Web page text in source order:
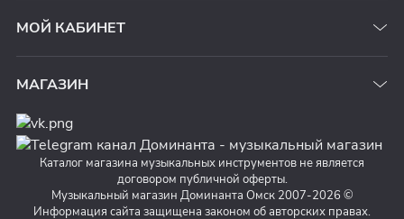
МОЙ КАБИНЕТ
МАГАЗИН
Каталог магазина музыкальных инструментов не является
договором публичной оферты.
Музыкальный магазин Доминанта Омск 2007-2026 ©
Информация сайта защищена законом об авторских правах.